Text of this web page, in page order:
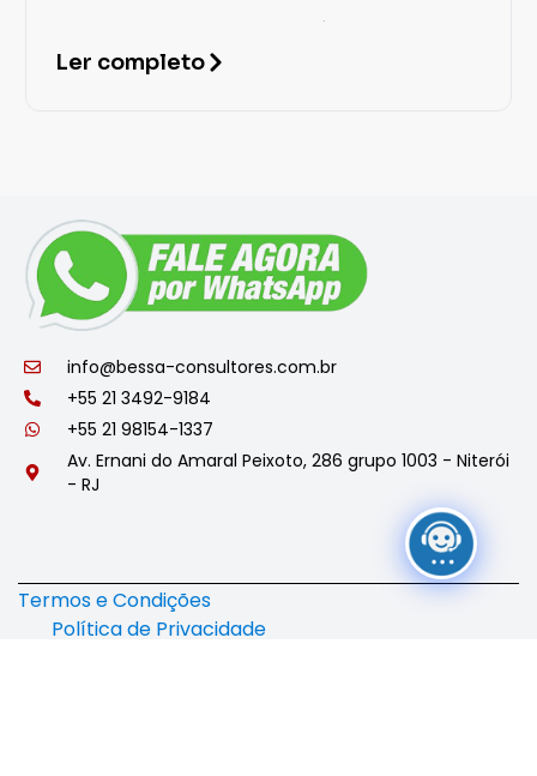
para atividades estratégicas e
Ler completo
info@bessa-consultores.com.br
+55 21 3492-9184
+55 21 98154-1337
Av. Ernani do Amaral Peixoto, 286 grupo 1003 - Niterói
- RJ
Termos e Condições
Política de Privacidade